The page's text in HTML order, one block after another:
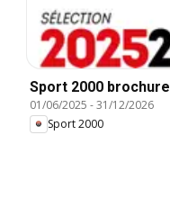
Sport 2000 brochure
01/06/2025 -31/12/2026
Sport 2000